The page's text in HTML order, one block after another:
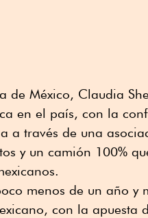
de México, Claudia
en el país, con la
a través de una
y un camión 100%
menos de un año y
con la apuesta